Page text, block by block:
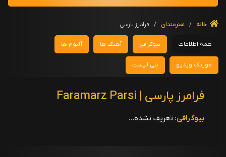
خانه / هنرمندان / فرامرز پارسی
همه اطلاعات بیوگرافی آهنگ ها آلبوم ها
موزیک ویدیو پلی لیست
فرامرز پارسی | Faramarz Parsi
بیوگرافی: تعریف نشده...